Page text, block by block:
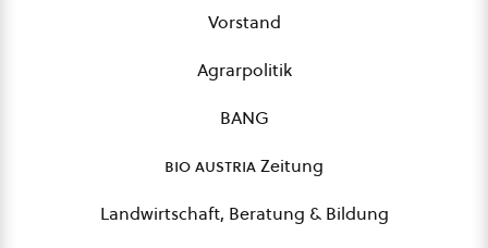
Vorstand
Agrarpolitik
BANG
bio austriaZeitung
Landwirtschaft, Beratung & Bildung